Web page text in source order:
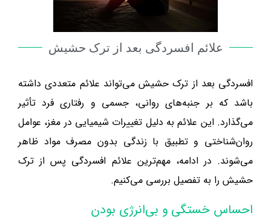
علائم افسردگی بعد از ترک حشیش
افسردگی بعد از ترک حشیش می‌تواند علائم متعددی داشته
باشد که بر جنبه‌های روانی، جسمی و رفتاری فرد تأثیر
می‌گذارد. این علائم به دلیل تغییرات شیمیایی در مغز، عوامل
روان‌شناختی و تطبیق با زندگی بدون مصرف مواد ظاهر
می‌شوند. در ادامه، مهم‌ترین علائم افسردگی پس از ترک
حشیش را به تفصیل بررسی می‌کنیم.
احساس خستگی و بی‌انرژی بودن